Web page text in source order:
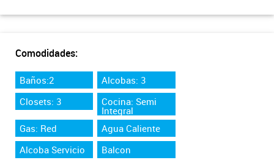
Comodidades:
Baños:2
Alcobas: 3
Closets: 3
Cocina: Semi
Integral
Gas: Red
Agua Caliente
Alcoba Servicio
Balcon